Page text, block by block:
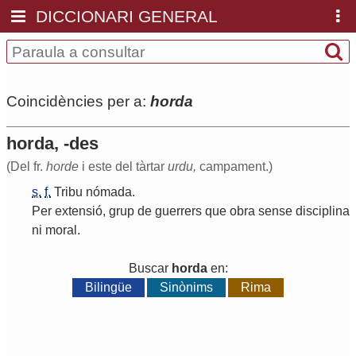
DICCIONARI GENERAL
Coincidències per a: horda
horda, -des
(Del fr. horde i este del tàrtar urdu, campament.)
s. f. Tribu nómada.
Per extensió, grup de guerrers que obra sense disciplina
ni moral .
Buscar hordaen:
Bilingüe
Sinònims Rima